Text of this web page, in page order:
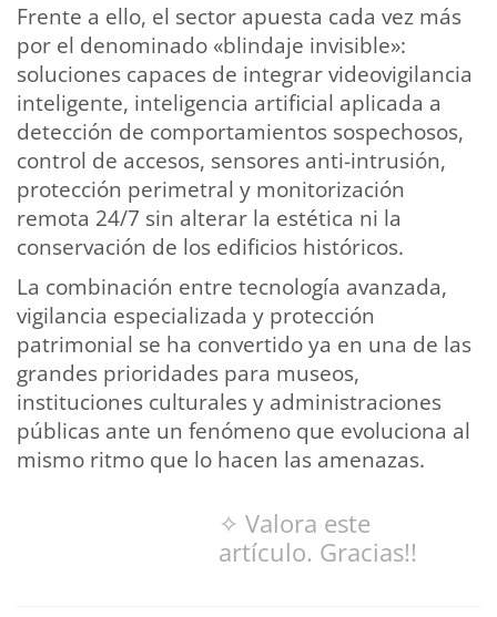
Frente a ello, el sector apuesta cada vez más
por el denominado «blindaje invisible»:
soluciones capaces de integrar videovigilancia
inteligente, inteligencia artificial aplicada a
detección de comportamientos sospechosos,
control de accesos, sensores anti-intrusión,
protección perimetral y monitorización
remota 24/7 sin alterar la estética ni la
conservación de los edificios históricos.
La combinación entre tecnología avanzada,
vigilancia especializada y protección
patrimonial se ha convertido ya en una de las
grandes prioridades para museos,
instituciones culturales y administraciones
públicas ante un fenómeno que evoluciona al
mismo ritmo que lo hacen las amenazas.
✧ Valora este
artículo. Gracias!!